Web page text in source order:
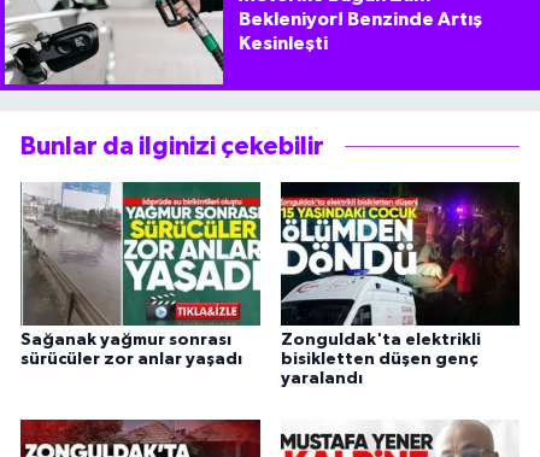
Bekleniyor! Benzinde Artış
Kesinleşti
Bunlar da ilginizi çekebilir
Sağanak yağmur sonrası
sürücüler zor anlar yaşadı
Zonguldak'ta elektrikli
bisikletten düşen genç
yaralandı